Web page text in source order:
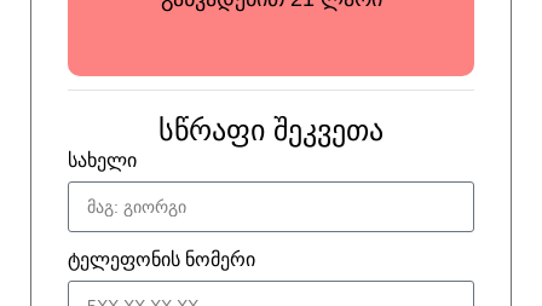
სწრაფი შეკვეთა
სახელი
ტელეფონის ნომერი